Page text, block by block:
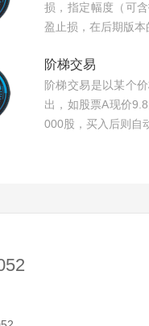
损，指定幅度（可
盈止损，在后期版
阶梯交易
阶梯交易是以某个
出，如股票A现价
000股，买入后则自